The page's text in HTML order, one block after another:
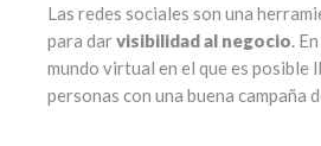
Las redes sociales son una
para darvisibilidad al negocio.
mundo virtual en el que es posible
personas con una buena campaña